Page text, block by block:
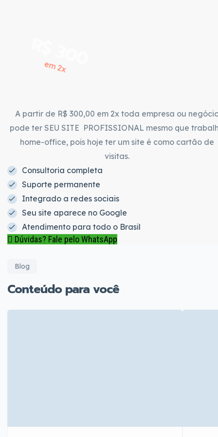
R$ 300
em 2x
A partir de R$ 300,00 em 2x toda empresa ou
pode ter SEU SITE PROFISSIONAL mesmo que
home-office, pois hoje ter um site é como cartão de
visitas.
Consultoria completa
Suporte permanente
Integrado a redes sociais
Seu site aparece no Google
Atendimento para todo o Brasil
Dúvidas? Fale pelo WhatsApp
Blog
Conteúdo para você